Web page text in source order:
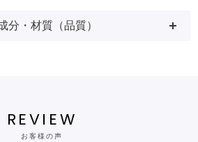
分・材質（品質）
REVIEW
お客様の声